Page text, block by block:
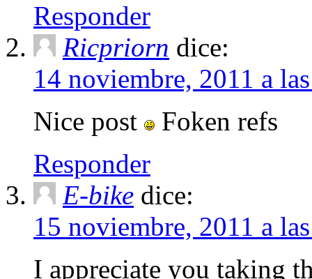
Responder
Ricpriorn dice:
14 noviembre, 2011 a
Nice post
Foken refs
Responder
E-bike dice:
15 noviembre, 2011 a
I appreciate you taking